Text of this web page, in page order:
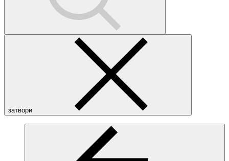
затвори